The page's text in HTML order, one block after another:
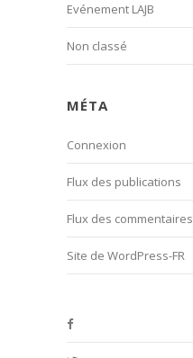
Evénement LAJB
Non classé
MÉTA
Connexion
Flux des publications
Flux des commentaires
Site de WordPress-FR